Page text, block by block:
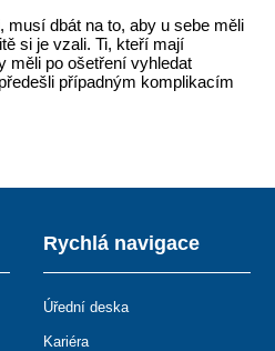
musí dbát na to, aby u sebe měli
si je vzali. Ti, kteří mají
měli po ošetření vyhledat
případným komplikacím
Rychlá navigace
Úřední deska
Kariéra